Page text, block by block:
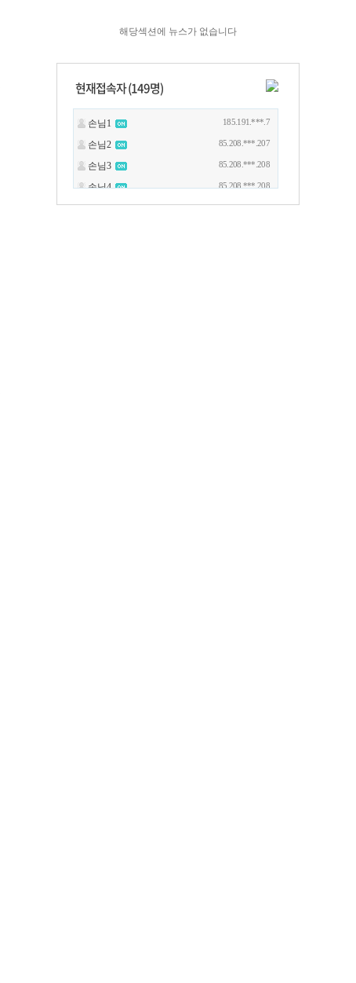
해당섹션에 뉴스가 없습니다
현재접속자 (149명)